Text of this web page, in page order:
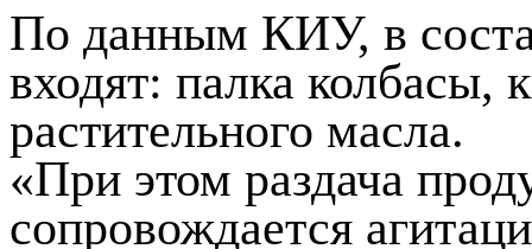
По данным КИУ, в
входят: палка колбасы,
растительного масла.
«При этом раздача
сопровождается